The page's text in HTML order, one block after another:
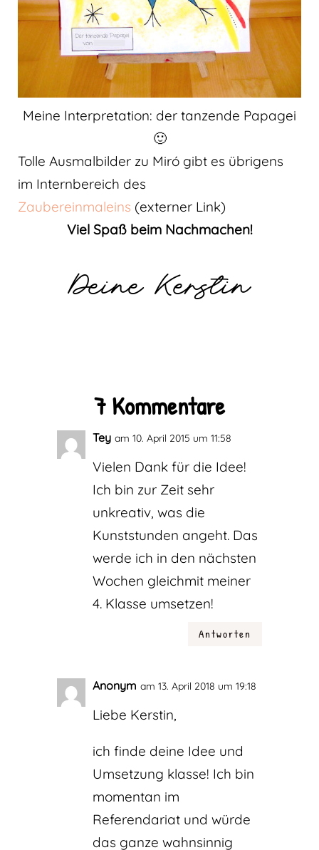
Meine Interpretation: der tanzende Papagei
🙂
Tolle Ausmalbilder zu Miró gibt es übrigens
im Internbereich des
Zaubereinmaleins (externer Link)
Viel Spaß beim Nachmachen!
Deine Kerstin
7 Kommentare
Tey am 10. April 2015 um 11:58
Vielen Dank für die Idee!
Ich bin zur Zeit sehr
unkreativ, was die
Kunststunden angeht. Das
werde ich in den nächsten
Wochen gleichmit meiner
4. Klasse umsetzen!
Antworten
Anonym am 13. April 2018 um 19:18
Liebe Kerstin,
ich finde deine Idee und
Umsetzung klasse! Ich bin
momentan im
Referendariat und würde
das ganze wahnsinnig